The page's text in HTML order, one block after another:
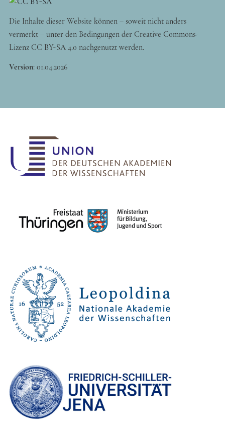
Die Inhalte dieser Website können – soweit nicht anders
vermerkt – unter den Bedingungen der Creative Commons-
Lizenz CC BY-SA 4.0 nachgenutzt werden.
Version: 01.04.2026